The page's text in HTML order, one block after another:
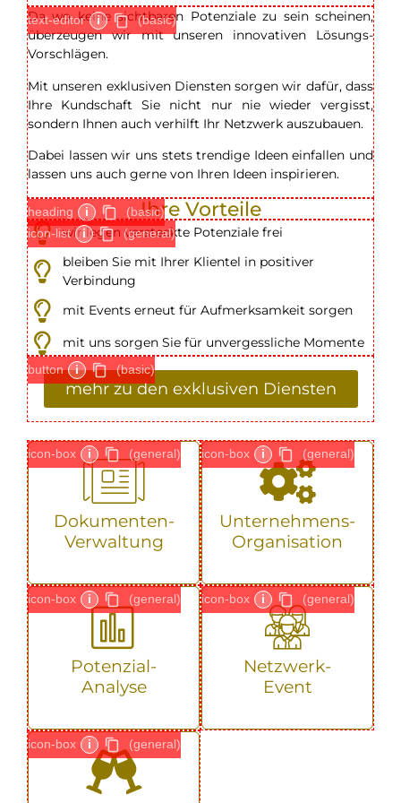
Da wo keine sichtbaren Potenziale zu sein scheinen,
überzeugen wir mit unseren innovativen Lösungs-
Vorschlägen.
Mit unseren exklusiven Diensten sorgen wir dafür, dass
Ihre Kundschaft Sie nicht nur nie wieder vergisst,
sondern Ihnen auch verhilft Ihr Netzwerk auszubauen.
Dabei lassen wir uns stets trendige Ideen einfallen und
lassen uns auch gerne von Ihren Ideen inspirieren.
text-editor i (basic)
Ihre Vorteile
heading i (basic)
wir legen versteckte Potenziale frei
bleiben Sie mit Ihrer Klientel in positiver
Verbindung
mit Events erneut für Aufmerksamkeit sorgen
mit uns sorgen Sie für unvergessliche Momente
icon-list i (general)
mehr zu den exklusiven Diensten
button i (basic)
Dokumenten-
Verwaltung
icon-box i (general)
Potenzial-
Analyse
icon-box i (general)
icon-box i (general)
Unternehmens-
Organisation
icon-box i (general)
Netzwerk-
Event
icon-box i (general)